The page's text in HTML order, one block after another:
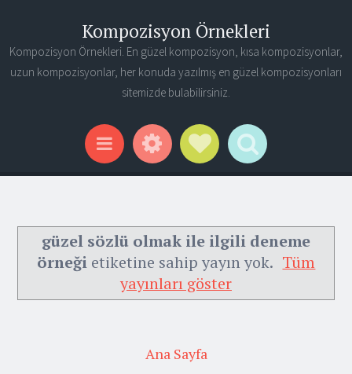
Kompozisyon Örnekleri
Kompozisyon Örnekleri. En güzel kompozisyon, kısa kompozisyonlar,
uzun kompozisyonlar, her konuda yazılmış en güzel kompozisyonları
sitemizde bulabilirsiniz.
Menu WidgetsSocial Links
Search
güzel sözlü olmak ile ilgili deneme
örneğietiketine sahip yayın yok. Tüm
yayınları göster
Ana Sayfa